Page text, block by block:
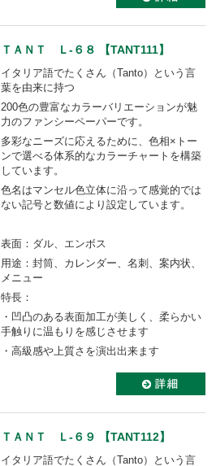
ＴＡＮＴ Ｌ-６８ 【TANT111】
イタリア語でたくさん（Tanto）という言
葉を由来に持つ
200色の豊富なカラーバリエーションが魅
力のファンシーペーパーです。
多彩なニーズに応えるために、色相×トー
ンで選べる体系的なカラーチャートを構築
しています。
色名はマンセル色立体に沿って感覚的では
ない記号と数値により設定しています。
表面：ダル、エンボス
用途：封筒、カレンダー、名刺、案内状、
メニュー
特長：
・凹凸のある表面加工が美しく、柔らかい
手触りに温もりを感じさせます
・高級感や上質さを演出出来ます
ＴＡＮＴ Ｌ-６９ 【TANT112】
イタリア語でたくさん（Tanto）という言